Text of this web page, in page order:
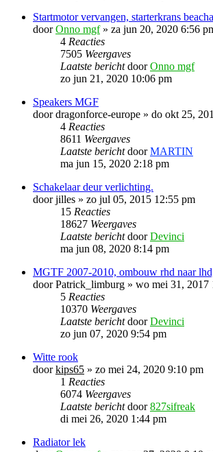
Startmotor vervangen, starterkrans
doorOnno mgf» za jun 20, 2020 6:56
4 Reacties
7505 Weergaves
Laatste berichtdoorOnno mgf
zo jun 21, 2020 10:06 pm
Speakers MGF
doordragonforce-europe » do okt 25,
4 Reacties
8611 Weergaves
Laatste berichtdoorMARTIN
ma jun 15, 2020 2:18 pm
Schakelaar deur verlichting.
doorjilles » zo jul 05, 2015 12:55 pm
15 Reacties
18627 Weergaves
Laatste berichtdoorDevinci
ma jun 08, 2020 8:14 pm
MGTF 2007-2010, ombouw rhd naar
doorPatrick_limburg » wo mei 31, 2017
5 Reacties
10370 Weergaves
Laatste berichtdoorDevinci
zo jun 07, 2020 9:54 pm
Witte rook
doorkips65 » zo mei 24, 2020 9:10 pm
1 Reacties
6074 Weergaves
Laatste berichtdoor827sifreak
di mei 26, 2020 1:44 pm
Radiator lek